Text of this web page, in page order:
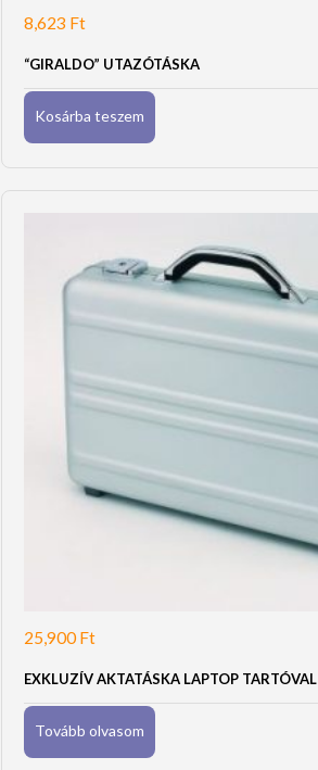
8,623 Ft
“GIRALDO” UTAZÓTÁSKA
Kosárba teszem
25,900Ft
EXKLUZÍV AKTATÁSKA LAPTOP TARTÓVAL
Tovább olvasom